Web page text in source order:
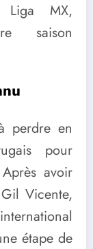
Liga MX,
saison
perdre en
pour
avoir
Vicente,
étape de